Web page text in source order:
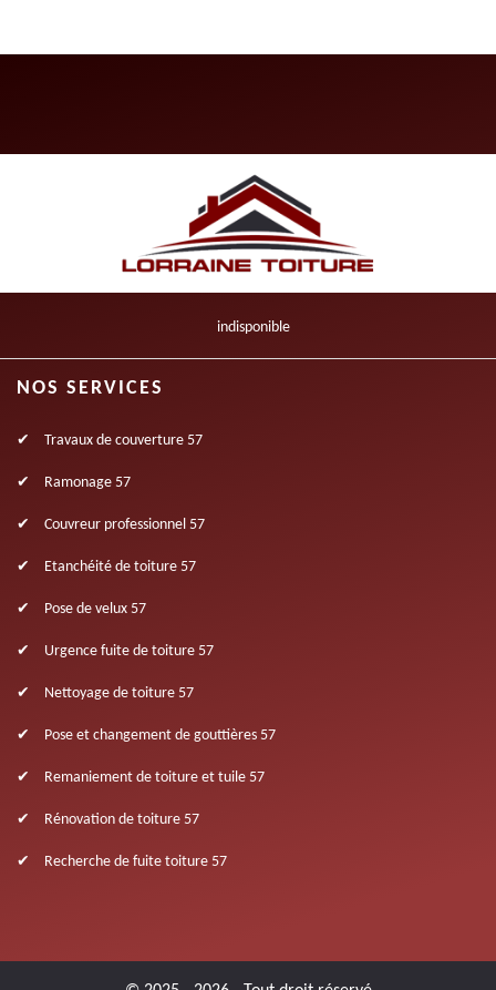
indisponible
NOS SERVICES
Travaux de couverture 57
Ramonage 57
Couvreur professionnel 57
Etanchéité de toiture 57
Pose de velux 57
Urgence fuite de toiture 57
Nettoyage de toiture 57
Pose et changement de gouttières 57
Remaniement de toiture et tuile 57
Rénovation de toiture 57
Recherche de fuite toiture 57